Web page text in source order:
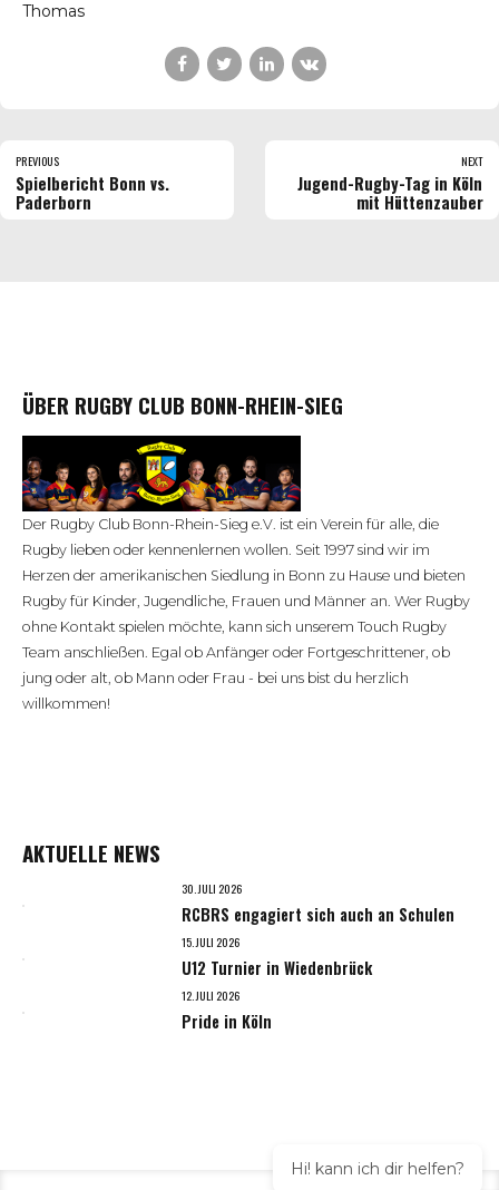
Thomas
PREVIOUS
Spielbericht Bonn vs.
Paderborn
NEXT
Jugend-Rugby-Tag in Köln
mit Hüttenzauber
ÜBER RUGBY CLUB BONN-RHEIN-SIEG
Der Rugby Club Bonn-Rhein-Sieg e.V. ist ein Verein für alle, die
Rugby lieben oder kennenlernen wollen. Seit 1997 sind wir im
Herzen der amerikanischen Siedlung in Bonn zu Hause und bieten
Rugby für Kinder, Jugendliche, Frauen und Männer an. Wer Rugby
ohne Kontakt spielen möchte, kann sich unserem Touch Rugby
Team anschließen. Egal ob Anfänger oder Fortgeschrittener, ob
jung oder alt, ob Mann oder Frau - bei uns bist du herzlich
willkommen!
AKTUELLE NEWS
30. JULI 2026
RCBRS engagiert sich auch an Schulen
15. JULI 2026
U12 Turnier in Wiedenbrück
12. JULI 2026
Pride in Köln
Hi! kann ich dir helfen?